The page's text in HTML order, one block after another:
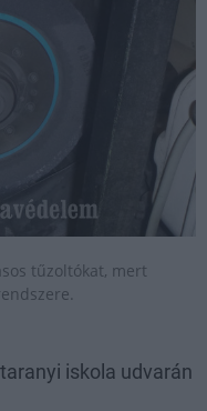
tűzoltókat, mert
iskola udvarán